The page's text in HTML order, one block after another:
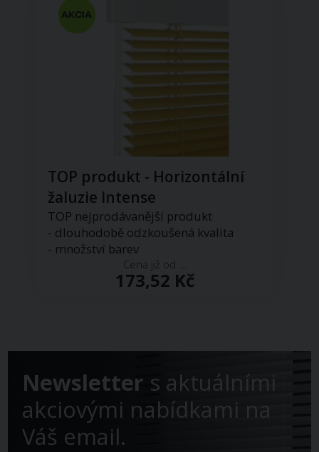
TOP produkt - Horizontální
žaluzie Intense
TOP nejprodávanější produkt
- dlouhodobě odzkoušená kvalita
- množství barev
Cena již od ...
173,52 Kč
Newsletter s aktuálními
akciovými nabídkami na
Váš email.